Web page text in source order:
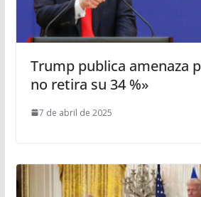
Trump publica amenaza
no retira su 34 %»
7 de abril de 2025